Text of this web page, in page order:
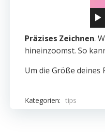
Präzises Zeichnen.
hineinzoomst. So
Um die Größe deines
Kategorien: tips